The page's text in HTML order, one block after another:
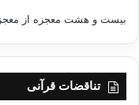
بیست و هشت معجزه از
تناقضات قرآنی